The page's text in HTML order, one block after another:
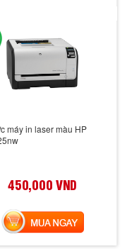
máy in laser màu HP
450,000 VND
MUA NGAY